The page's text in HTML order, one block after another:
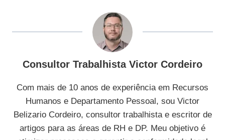
Consultor Trabalhista Victor Cordeiro
Com mais de 10 anos de experiência em Recursos
Humanos e Departamento Pessoal, sou Victor
Belizario Cordeiro, consultor trabalhista e escritor de
artigos para as áreas de RH e DP. Meu objetivo é